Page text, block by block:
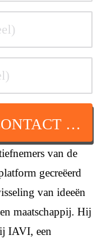
NEEM DAN HIER CONTACT OP
van de
gecreëerd
van ideeën
maatschappij. Hij
IAVI, een